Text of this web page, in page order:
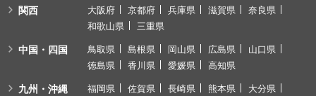
関西 大阪府 京都府 兵庫県 滋賀県
奈良県
和歌山県
三重県
中国・四国 鳥取県 島根県 岡山県 広島県
山口県
徳島県
香川県 愛媛県 高知県
九州・沖縄 福岡県 佐賀県 長崎県 熊本県
大分県